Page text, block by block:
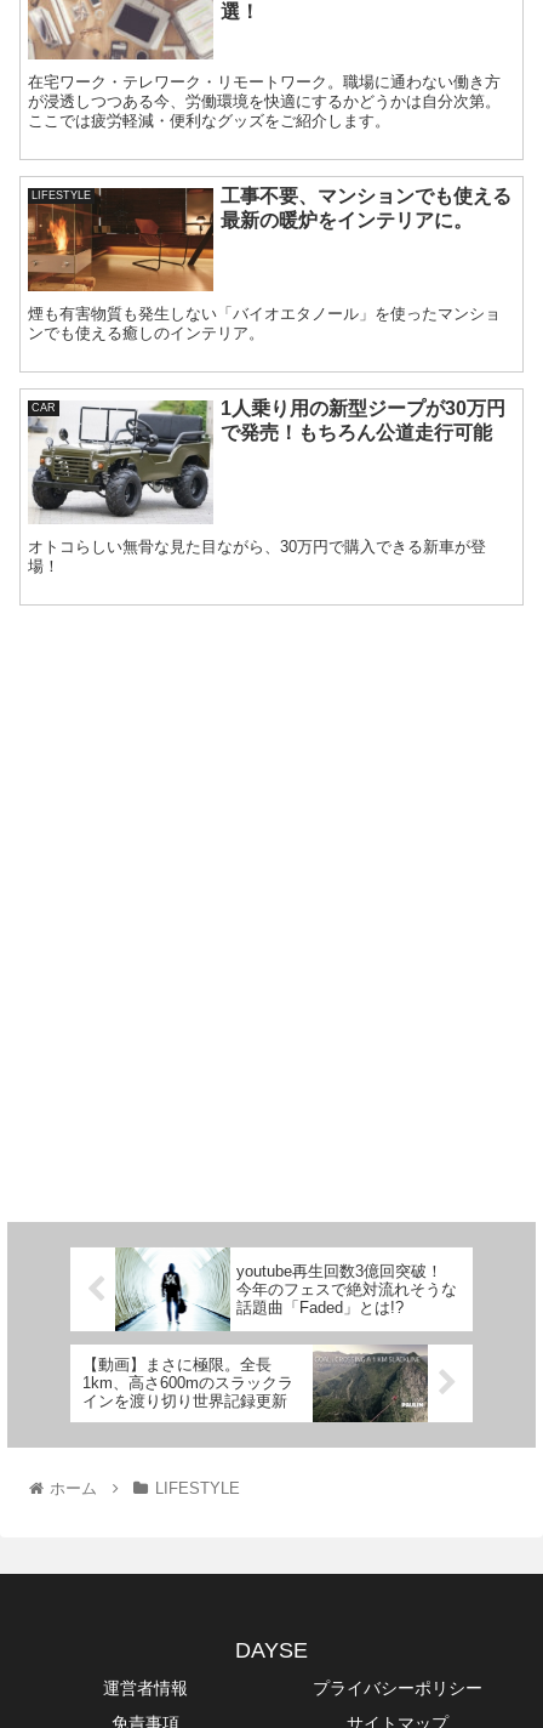
選！
在宅ワーク・テレワーク・リモートワーク。職場に通わない働き方
が浸透しつつある今、労働環境を快適にするかどうかは自分次第。
ここでは疲労軽減・便利なグッズをご紹介します。
LIFESTYLE
工事不要、マンションでも使える
最新の暖炉をインテリアに。
煙も有害物質も発生しない「バイオエタノール」を使ったマンショ
ンでも使える癒しのインテリア。
CAR
1人乗り用の新型ジープが30万円
で発売！もちろん公道走行可能
オトコらしい無骨な見た目ながら、30万円で購入できる新車が登
場！
youtube再生回数3億回突破！
今年のフェスで絶対流れそうな
話題曲「Faded」とは!?
【動画】まさに極限。全長
1km、高さ600mのスラックラ
インを渡り切り世界記録更新
ホーム LIFESTYLE
DAYSE
運営者情報
プライバシーポリシー
免責事項
サイトマップ